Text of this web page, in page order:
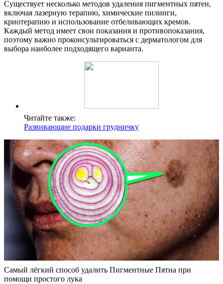
Существует несколько методов удаления пигментных пятен,
включая лазерную терапию, химические пилинги,
криотерапию и использование отбеливающих кремов.
Каждый метод имеет свои показания и противопоказания,
поэтому важно проконсультироваться с дерматологом для
выбора наиболее подходящего варианта.
Читайте также:
Развивающие подарки грудничку
Самый лёгкий способ удалить Пигментные Пятна при
помощи простого лука